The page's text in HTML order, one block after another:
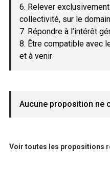
6. Relever
collectivité, sur le
7. Répondre à l’intérêt
8. Être compatible avec
et à venir
Aucune proposition ne
Voir toutes les propositions